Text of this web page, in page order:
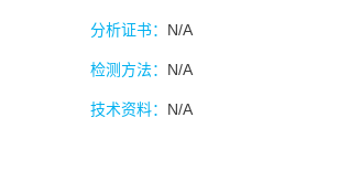
分析证书： N/A
检测方法： N/A
技术资料： N/A